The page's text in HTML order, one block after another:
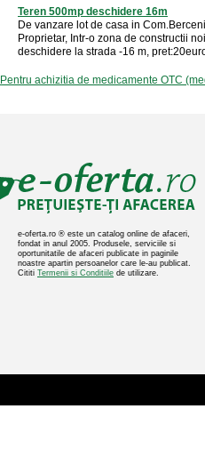
Teren 500mp deschidere 16m
De vanzare lot de casa in
Proprietar, Intr-o zona de constructii
deschidere la strada -16 m,
Pentru achizitia de medicamente OTC
e-oferta.ro ® este un catalog online de afaceri,
fondat in anul 2005. Produsele, serviciile si
oportunitatile de afaceri publicate in paginile
noastre apartin persoanelor care le-au publicat.
Cititi Termenii si Conditiile de utilizare.